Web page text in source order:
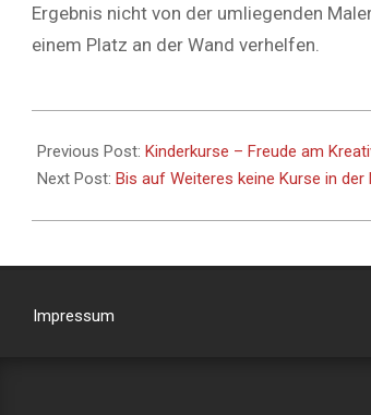
Ergebnis nicht von der umliegenden
einem Platz an der Wand verhelfen.
Previous Post: Kinderkurse – Freude am
Next Post: Bis auf Weiteres keine Kurse in der
Impressum